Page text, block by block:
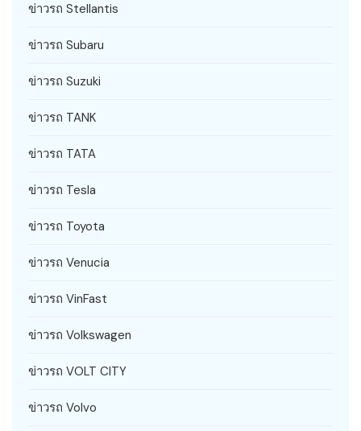
ข่าวรถ Stellantis
ข่าวรถ Subaru
ข่าวรถ Suzuki
ข่าวรถ TANK
ข่าวรถ TATA
ข่าวรถ Tesla
ข่าวรถ Toyota
ข่าวรถ Venucia
ข่าวรถ VinFast
ข่าวรถ Volkswagen
ข่าวรถ VOLT CITY
ข่าวรถ Volvo